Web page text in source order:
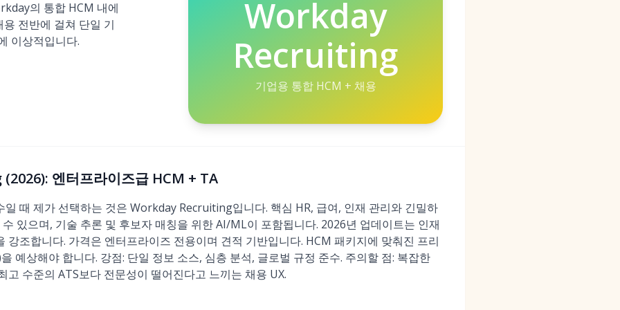
의 통합 HCM 내에
전반에 걸쳐 단일 기
이상적입니다.
Workday
Recruiting
기업용 통합 HCM + 채용
엔터프라이즈급 HCM + TA
일 때 제가 선택하는 것은 Workday Recruiting입니다. 핵심 HR, 급여, 인재 관리와 긴밀하
있으며, 기술 추론 및 후보자 매칭을 위한 AI/ML이 포함됩니다. 2026년 업데이트는 인재
강조합니다. 가격은 엔터프라이즈 전용이며 견적 기반입니다. HCM 패키지에 맞춰진 프리
예상해야 합니다. 강점: 단일 정보 소스, 심층 분석, 글로벌 규정 준수. 주의할 점: 복잡한
고 수준의 ATS보다 전문성이 떨어진다고 느끼는 채용 UX.